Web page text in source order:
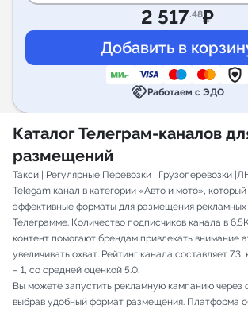
2 517.48₽
handshakeРаботаем с ЭДО
Каталог Телеграм-каналов
размещений
Такси | Регулярные Перевозки | Грузоперевозки
Telegam канал в категории «Авто и мото»,
эффективные форматы для размещения рекламных
Телеграмме. Количество подписчиков канала в
контент помогают брендам привлекать внимание
увеличивать охват. Рейтинг канала составляет 7.3,
– 1, со средней оценкой 5.0.
Вы можете запустить рекламную кампанию через
выбрав удобный формат размещения. Платформа